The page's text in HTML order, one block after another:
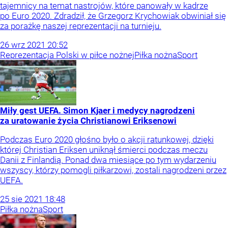
tajemnicy na temat nastrojów, które panowały w kadrze
po Euro 2020. Zdradził, że Grzegorz Krychowiak obwiniał się
za porażkę naszej reprezentacji na turnieju.
26 wrz 2021 20:52
Reprezentacja Polski w piłce nożnejPiłka nożnaSport
Miły gest UEFA. Simon Kjaer i medycy nagrodzeni
za uratowanie życia Christianowi Eriksenowi
Podczas Euro 2020 głośno było o akcji ratunkowej, dzięki
której Christian Eriksen uniknął śmierci podczas meczu
Danii z Finlandią. Ponad dwa miesiące po tym wydarzeniu
wszyscy, którzy pomogli piłkarzowi, zostali nagrodzeni przez
UEFA.
25 sie 2021 18:48
Piłka nożnaSport